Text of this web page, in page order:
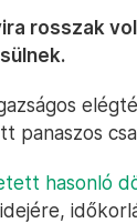
rosszak
panaszos
hasonló